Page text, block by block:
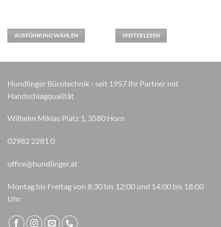
AUSFÜHRUNG WÄHLEN
Die
Produktseite
gewählt
WEITERLESEN
Hundlinger Bürotechnik - seit 1957 Ihr Partner mit
Handschlagqualität
Wilhelm Miklas Platz 1, 3580 Horn
02982 2281 0
office@hundlinger.at
Montag bis Freitag von 8:30 bis 12:00 und 14:00 bis 18:00
Uhr